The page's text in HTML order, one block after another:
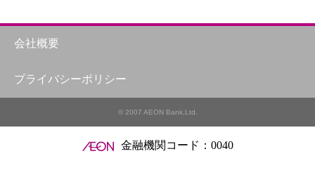
会社概要
プライバシーポリシー
© 2007 AEON Bank,Ltd.
金融機関コード：0040